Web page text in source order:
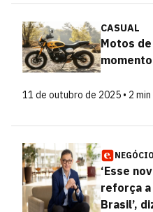
CASUAL
Motos
11 de outubro de 2025 • 2
‘Esse
reforça a
Brasil’,